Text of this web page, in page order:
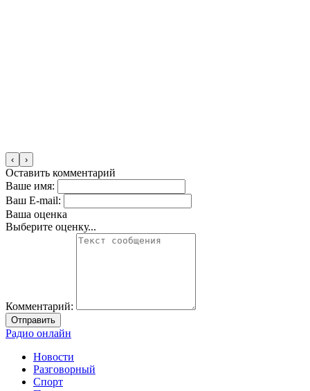
‹ ›
Оставить комментарий
Ваше имя:
Ваш E-mail:
Ваша оценка
Выберите оценку...
Комментарий:
Отправить
Радио онлайн
Новости
Разговорный
Спорт